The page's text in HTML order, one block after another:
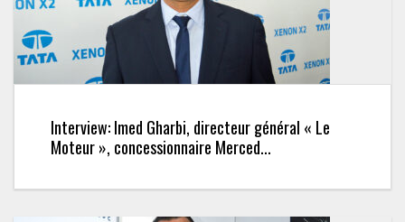
Interview: Imed Gharbi, directeur général « Le
Moteur », concessionnaire Merced...